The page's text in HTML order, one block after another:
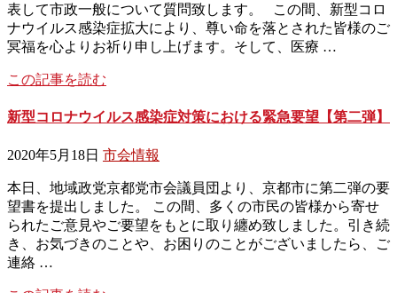
表して市政一般について質問致します。 この間、新型コロ
ナウイルス感染症拡大により、尊い命を落とされた皆様のご
冥福を心よりお祈り申し上げます。そして、医療 …
この記事を読む
新型コロナウイルス感染症対策における緊急要望【第二弾】
2020年5月18日 市会情報
本日、地域政党京都党市会議員団より、京都市に第二弾の要
望書を提出しました。 この間、多くの市民の皆様から寄せ
られたご意見やご要望をもとに取り纏め致しました。引き続
き、お気づきのことや、お困りのことがございましたら、ご
連絡 …